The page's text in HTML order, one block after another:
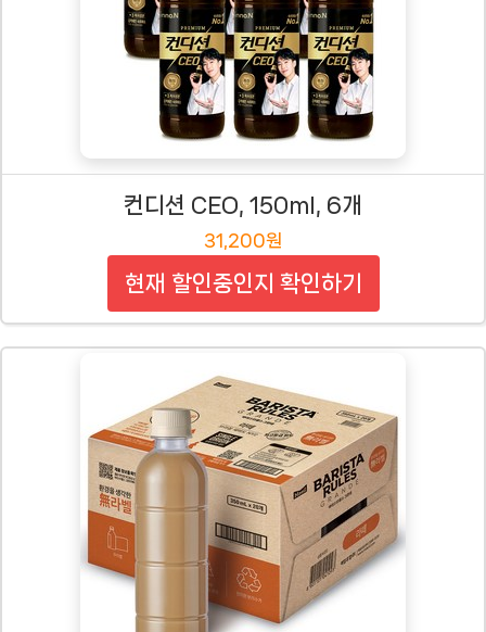
컨디션 CEO, 150ml, 6개
31,200원
현재 할인중인지 확인하기